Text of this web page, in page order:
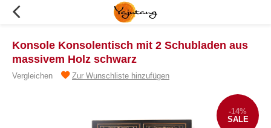
Konsole Konsolentisch mit 2 Schubladen aus
massivem Holz schwarz
Vergleichen Zur Wunschliste hinzufügen
-14%
SALE